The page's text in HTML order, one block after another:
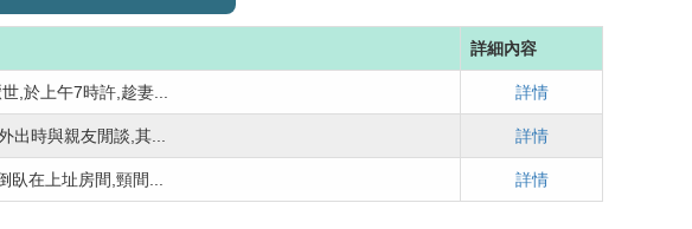
詳細內容
,於上午7時許,趁妻... 詳情
出時與親友閒談,其... 詳情
在上址房間,頸間... 詳情